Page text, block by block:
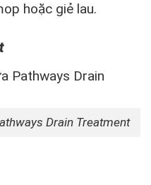
hoặc giẻ lau.
Drain Treatment